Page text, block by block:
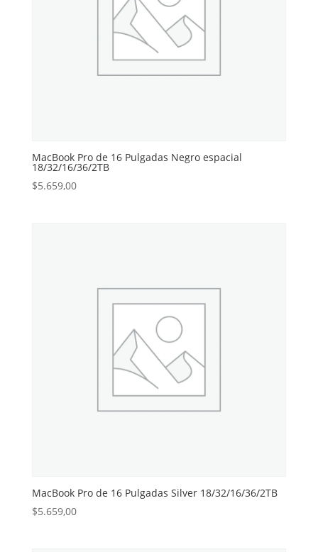
MacBook Pro de 16 Pulgadas Negro espacial
18/32/16/36/2TB
$5.659,00
MacBook Pro de 16 Pulgadas Silver 18/32/16/36/2TB
$5.659,00